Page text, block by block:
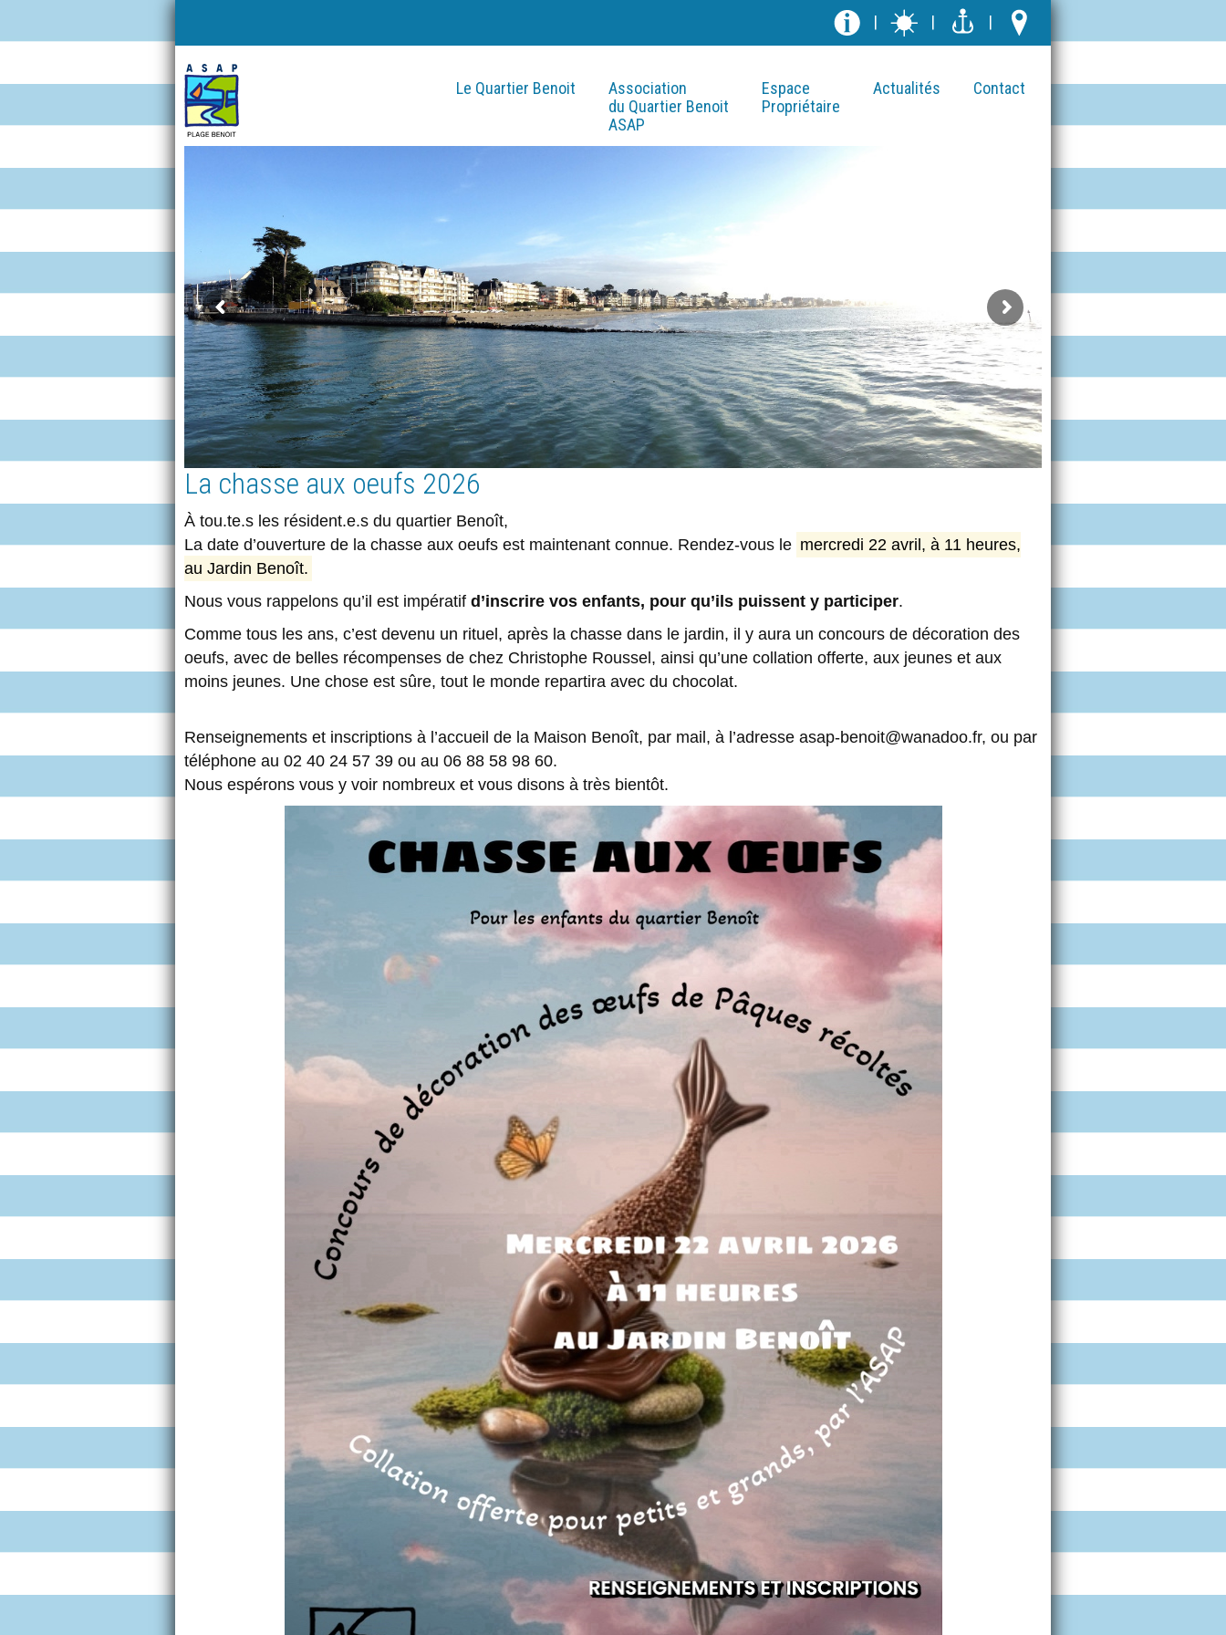
| | |
Le Quartier Benoit
Association
du Quartier Benoit
ASAP
Espace
Propriétaire
Actualités Contact
La chasse aux oeufs 2026
À tou.te.s les résident.e.s du quartier Benoît,
La date d’ouverture de la chasse aux oeufs est maintenant connue. Rendez-vous le mercredi 22 avril, à 11 heures,
au Jardin Benoît.
Nous vous rappelons qu’il est impératif d’inscrire vos enfants, pour qu’ils puissent y participer.
Comme tous les ans, c’est devenu un rituel, après la chasse dans le jardin, il y aura un concours de décoration des
oeufs, avec de belles récompenses de chez Christophe Roussel, ainsi qu’une collation offerte, aux jeunes et aux
moins jeunes. Une chose est sûre, tout le monde repartira avec du chocolat.
Renseignements et inscriptions à l’accueil de la Maison Benoît, par mail, à l’adresse asap-benoit@wanadoo.fr, ou par
téléphone au 02 40 24 57 39 ou au 06 88 58 98 60.
Nous espérons vous y voir nombreux et vous disons à très bientôt.